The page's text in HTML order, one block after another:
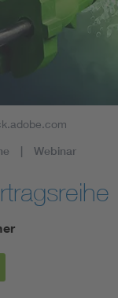
Webinar